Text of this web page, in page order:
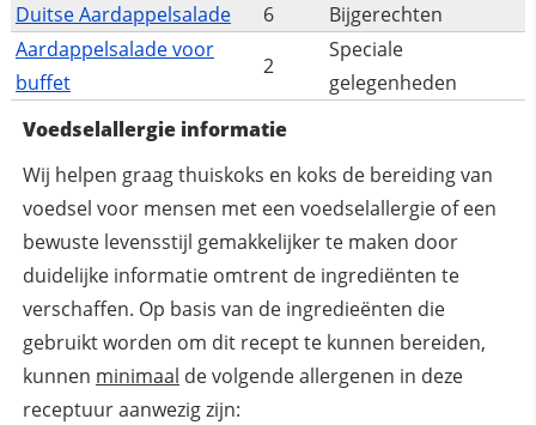
Duitse Aardappelsalade
6
Bijgerechten
Aardappelsalade voor
buffet
2
Speciale
gelegenheden
Voedselallergie informatie
Wij helpen graag thuiskoks en koks de bereiding van
voedsel voor mensen met een voedselallergie of een
bewuste levensstijl gemakkelijker te maken door
duidelijke informatie omtrent de ingrediënten te
verschaffen. Op basis van de ingredieënten die
gebruikt worden om dit recept te kunnen bereiden,
kunnen minimaal de volgende allergenen in deze
receptuur aanwezig zijn: